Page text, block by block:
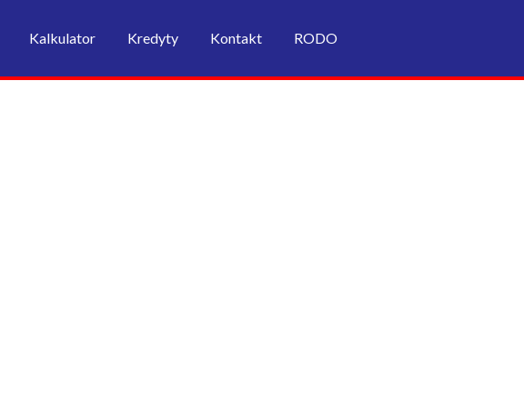
Kalkulator Kredyty Kontakt RODO